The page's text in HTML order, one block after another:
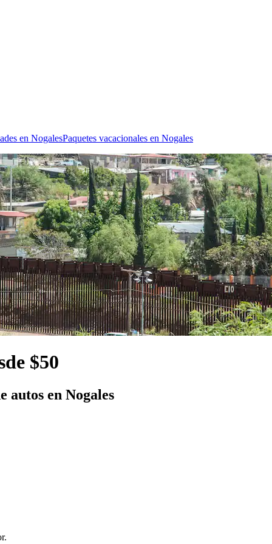
en NogalesPaquetes vacacionales en Nogales
$50
autos en Nogales